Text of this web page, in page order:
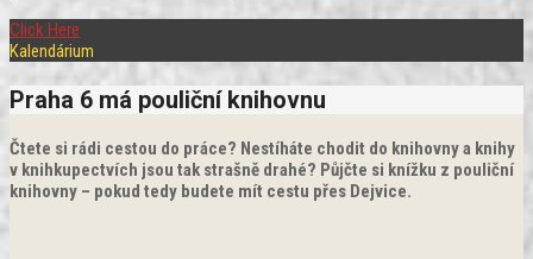
Click Here
Kalendárium
Praha 6 má pouliční knihovnu
Čtete si rádi cestou do práce? Nestíháte chodit do knihovny a knihy
v knihkupectvích jsou tak strašně drahé? Půjčte si knížku z pouliční
knihovny – pokud tedy budete mít cestu přes Dejvice.